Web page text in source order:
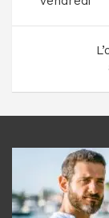
l’article